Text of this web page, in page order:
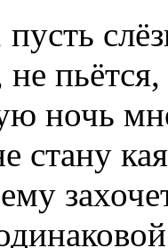
ночь
стану